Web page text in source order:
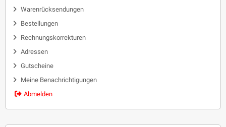
Warenrücksendungen
Bestellungen
Rechnungskorrekturen
Adressen
Gutscheine
Meine Benachrichtigungen
Abmelden